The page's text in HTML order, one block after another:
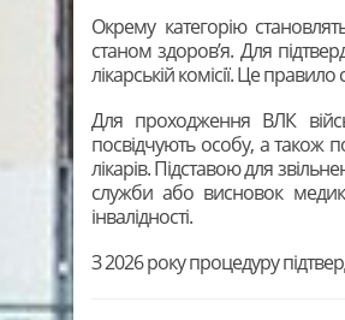
Окрему категорію
станом здоров’я. Для
лікарській комісії. Це правило
Для проходження ВЛК
посвідчують особу, а також
лікарів. Підставою для
служби або висновок
інвалідності.
З 2026 року процедуру